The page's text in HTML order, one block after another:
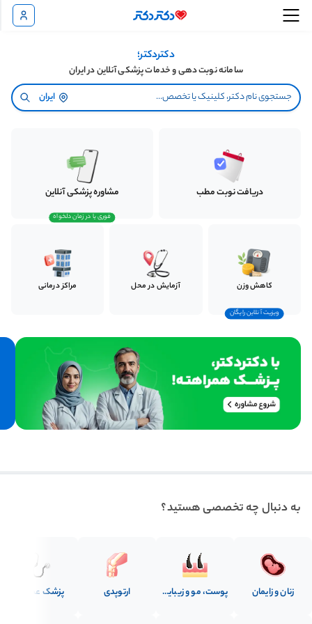
دکتردکتر؛
سامانه نوبت دهی و خدمات پزشکی آنلاین در ایران
ایران
دریافت نوبت مطب
فوری یا در زمان دلخواه
مشاوره پزشکی آنلاین
ویزیت آنلاین رایگان
کاهش وزن آزمایش در محل مراکز درمانی
به دنبال چه تخصصی هستید؟
زنان و زایمان پوست، مو و زیبایی ارتوپدی پزشک عمومی